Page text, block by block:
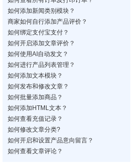
如何添加新闻类别模块？
商家如何自行添加产品评价？
如何绑定支付宝支付？
如何开启添加文章评价？
如何使用AI自动发文？
如何进行产品列表管理？
如何添加文本模块？
如何发布和修改文章？
如何批量添加商品？
如何添加HTML文本？
如何查看充值记录？
如何修改文章分类?
如何开启和设置产品意向留言？
如何查看文章评论？